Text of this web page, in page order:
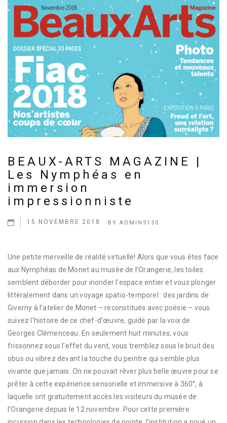
BEAUX-ARTS MAGAZINE |
Les Nymphéas en
immersion
impressionniste
15 NOVEMBRE 2018 BYADMIN9130
Une petite merveille de réalité virtuelle! Alors que vous êtes face
aux Nymphéas de Monet au musée de l’Orangerie, les toiles
semblent déborder pour inonder l’espace entier et vous plonger
littéralement dans un voyage spatio-temporel : des jardins de
Giverny à l’atelier de Monet – reconstitués avec poésie – vous
suivez l’histoire de ce chef-d’œuvre, guidé par la voix de
Georges Clémenceau. En seulement huit minutes, vous
frissonnez sous l’effet du vent, vous tremblez sous le bruit des
obus ou vibrez devant la touche du peintre qui semble plus
vivante que jamais. On ne pouvait rêver plus belle œuvre pour se
prêter à cette expérience sensorielle et immersive à 360°, à
laquelle ont gratuitement accès les visiteurs du musée de
l’Orangerie depuis le 12 novembre. Pour cette première